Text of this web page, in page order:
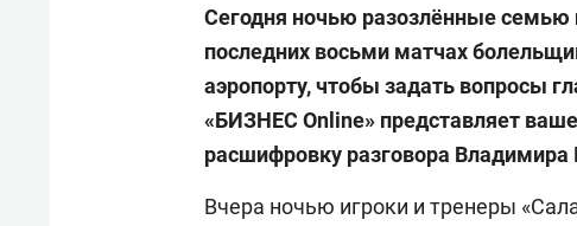
Сегодня ночью разозлённые
последних восьми матчах
аэропорту, чтобы задать вопросы
«БИЗНЕС Online» представляет
расшифровку разговора
Вчера ночью игроки и тренеры